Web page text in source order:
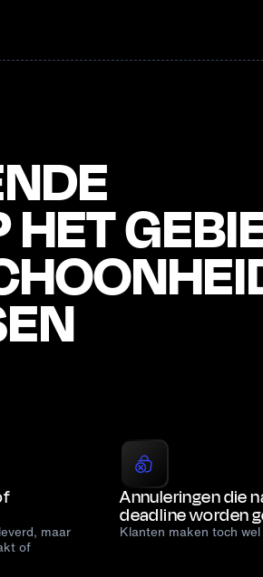
maar
of
Annuleringen die
deadline worden
Klanten maken toch wel